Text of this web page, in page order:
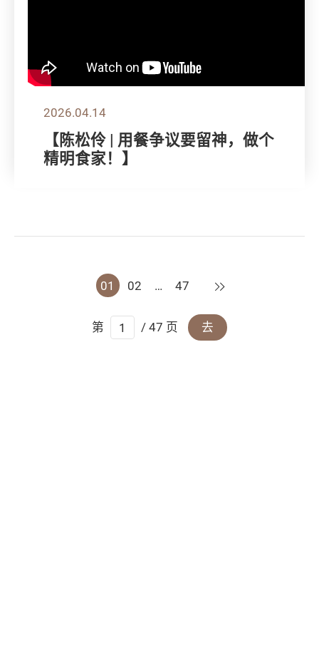
2026.04.14
【陈松伶 | 用餐争议要留神，做个
精明食家！】
01 02 … 47 下一页
第 / 47 页 去